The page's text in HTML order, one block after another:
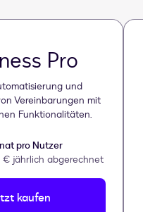
Pro
und
Vereinbarungen mit
Funktionalitäten.
pro Nutzer
€ jährlich abgerechnet
kaufen